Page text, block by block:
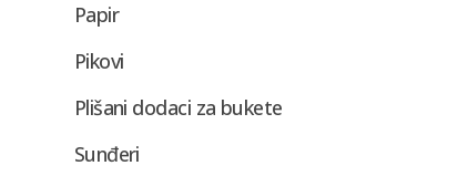
Papir
Pikovi
Plišani dodaci za bukete
Sunđeri